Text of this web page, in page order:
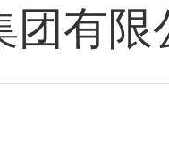
团有